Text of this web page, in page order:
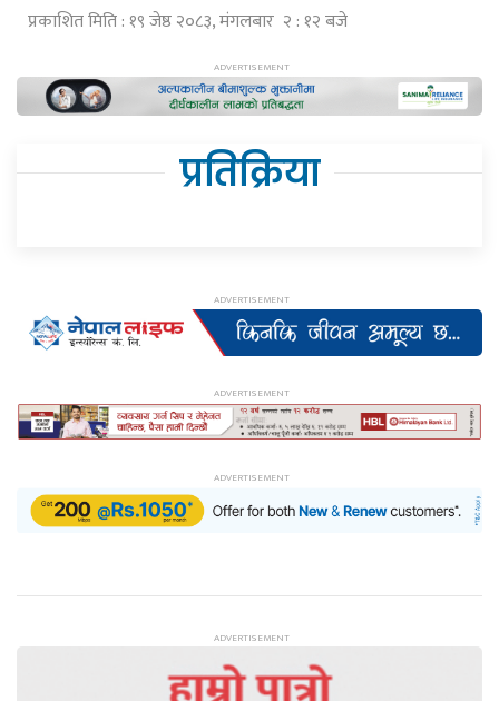
प्रकाशित मिति : १९ जेष्ठ २०८३, मंगलबार २ : १२ बजे
प्रतिक्रिया